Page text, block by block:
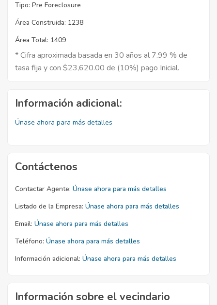
Tipo: Pre Foreclosure
Área Construida: 1238
Área Total: 1409
* Cifra aproximada basada en 30 años al 7.99 % de
tasa fija y con $23,620.00 de (10%) pago Inicial.
Información adicional:
Únase ahora para más detalles
Contáctenos
Contactar Agente: Únase ahora para más detalles
Listado de la Empresa: Únase ahora para más detalles
Email: Únase ahora para más detalles
Teléfono: Únase ahora para más detalles
Información adicional: Únase ahora para más detalles
Información sobre el vecindario